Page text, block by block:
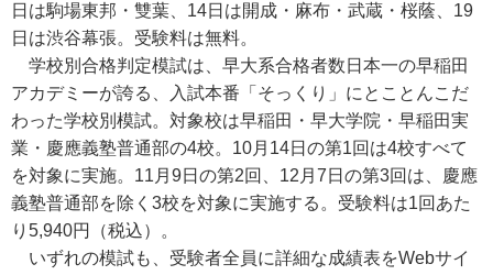
日は駒場東邦・雙葉、14日は開成・麻布・武蔵・桜蔭、19
日は渋谷幕張。受験料は無料。
学校別合格判定模試は、早大系合格者数日本一の早稲田
アカデミーが誇る、入試本番「そっくり」にとことんこだ
わった学校別模試。対象校は早稲田・早大学院・早稲田実
業・慶應義塾普通部の4校。10月14日の第1回は4校すべて
を対象に実施。11月9日の第2回、12月7日の第3回は、慶應
義塾普通部を除く3校を対象に実施する。受験料は1回あた
り5,940円（税込）。
いずれの模試も、受験者全員に詳細な成績表をWebサイ